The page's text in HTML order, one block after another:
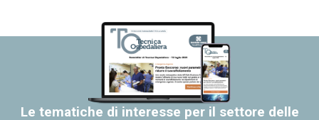
Le tematiche di interesse per il settore delle